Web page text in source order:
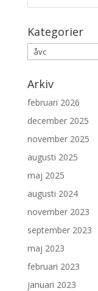
Kategorier
Kategorier
Arkiv
februari 2026
december 2025
november 2025
augusti 2025
maj 2025
augusti 2024
november 2023
september 2023
maj 2023
februari 2023
januari 2023